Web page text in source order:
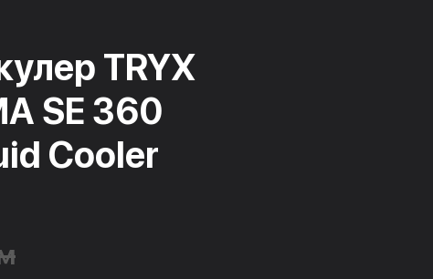
TRYX
SE 360
Cooler